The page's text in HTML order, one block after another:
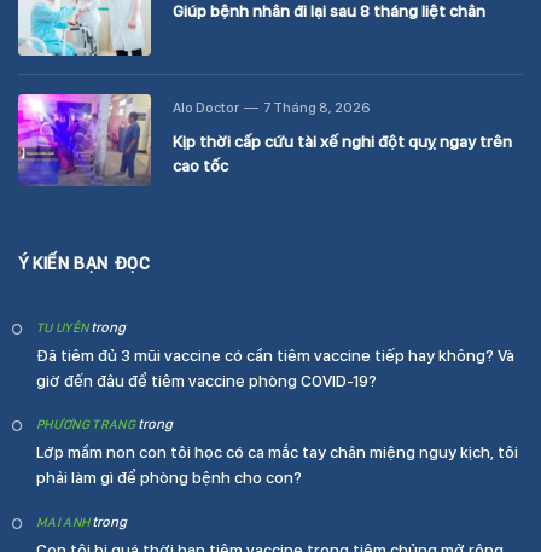
Giúp bệnh nhân đi lại sau 8 tháng liệt chân
Alo Doctor 7 Tháng 8, 2026
Kịp thời cấp cứu tài xế nghi đột quỵ ngay trên
cao tốc
Ý KIẾN BẠN ĐỌC
TU UYÊNtrong
Đã tiêm đủ 3 mũi vaccine có cần tiêm vaccine tiếp hay không? Và
giờ đến đâu để tiêm vaccine phòng COVID-19?
PHƯƠNG TRANGtrong
Lớp mầm non con tôi học có ca mắc tay chân miệng nguy kịch, tôi
phải làm gì để phòng bệnh cho con?
MAI ANHtrong